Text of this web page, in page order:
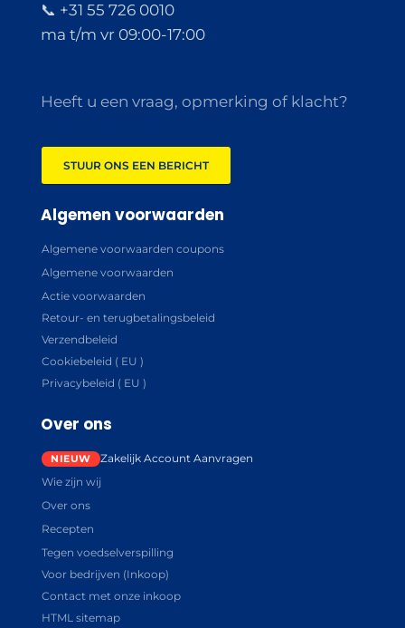
📞 +31 55 726 0010
ma t/m vr 09:00-17:00
Heeft u een vraag, opmerking of klacht?
STUUR ONS EEN BERICHT
Algemen voorwaarden
Algemene voorwaarden coupons
Algemene voorwaarden
Actie voorwaarden
Retour- en terugbetalingsbeleid
Verzendbeleid
Cookiebeleid ( EU )
Privacybeleid ( EU )
Over ons
Zakelijk Account Aanvragen
Wie zijn wij
Over ons
Recepten
Tegen voedselverspilling
Voor bedrijven (Inkoop)
Contact met onze inkoop
HTML sitemap